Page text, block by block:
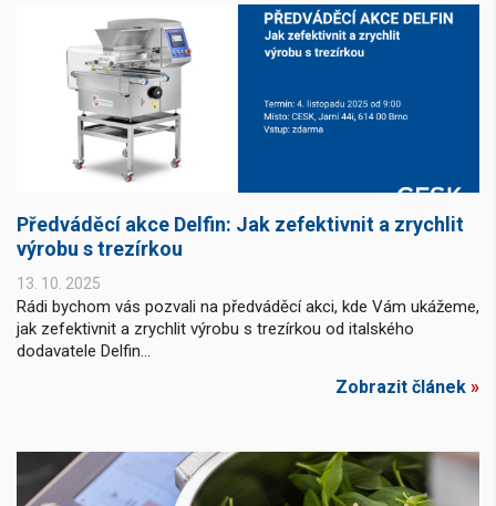
Předváděcí akce Delfin: Jak zefektivnit a zrychlit
výrobu s trezírkou
13. 10. 2025
Rádi bychom vás pozvali na předváděcí akci, kde Vám ukážeme,
jak zefektivnit a zrychlit výrobu s trezírkou od italského
dodavatele Delfin...
Zobrazit článek »